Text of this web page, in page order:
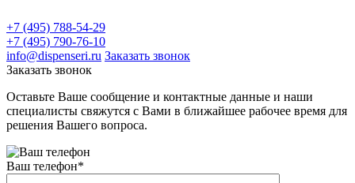
+7 (495) 788-54-29
+7 (495) 790-76-10
info@dispenseri.ru Заказать звонок
Заказать звонок
Оставьте Ваше сообщение и контактные данные и наши
специалисты свяжутся с Вами в ближайшее рабочее время для
решения Вашего вопроса.
Ваш телефон*